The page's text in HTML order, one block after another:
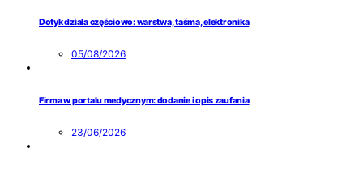
Dotyk działa częściowo: warstwa, taśma, elektronika
05/08/2026
Firma w portalu medycznym: dodanie i opis zaufania
23/06/2026